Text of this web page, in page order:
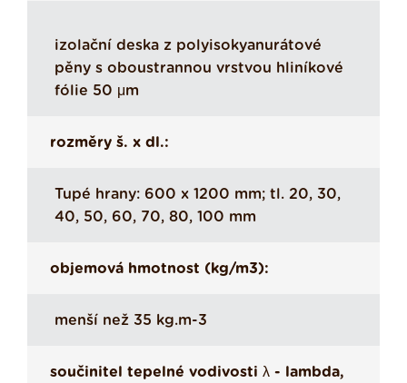
izolační deska z polyisokyanurátové
pěny s oboustrannou vrstvou hliníkové
fólie 50 μm
rozměry š. x dl.:
Tupé hrany: 600 x 1200 mm; tl. 20, 30,
40, 50, 60, 70, 80, 100 mm
objemová hmotnost (kg/m3):
menší než 35 kg.m-3
součinitel tepelné vodivosti λ - lambda,